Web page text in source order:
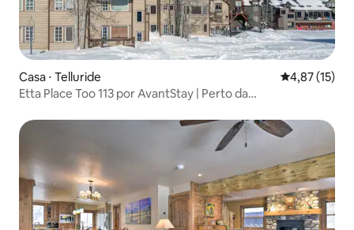
Casa ⋅ Telluride 4,87 de uma
4,87 (15)
Etta Place Too 113 por AvantStay | Perto da